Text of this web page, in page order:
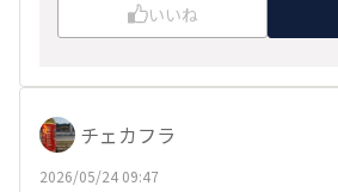
いいね
チェカフラ
2026/05/24 09:47